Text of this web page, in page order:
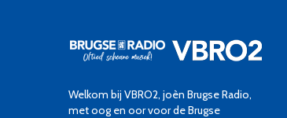
Welkom bij VBRO2, joèn Brugse Radio,
met oog en oor voor de Brugse